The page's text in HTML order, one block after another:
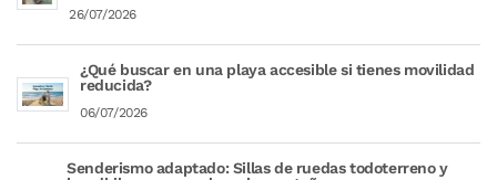
26/07/2026
¿Qué buscar en una playa accesible si tienes movilidad
reducida?
06/07/2026
Senderismo adaptado: Sillas de ruedas todoterreno y